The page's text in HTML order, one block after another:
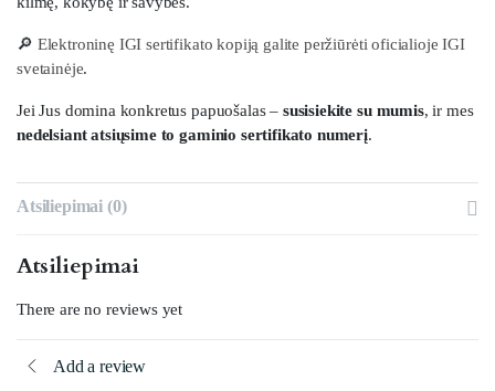
🔎 Elektroninę IGI sertifikato kopiją galite peržiūrėti oficialioje IGI
svetainėje.
Jei Jus domina konkretus papuošalas – susisiekite su mumis, ir mes
nedelsiant atsiųsime to gaminio sertifikato numerį.
Atsiliepimai (0)
Atsiliepimai
There are no reviews yet
Add a review